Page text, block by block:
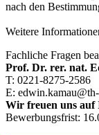
nach den
Weitere
Fachliche Fragen
Prof. Dr. rer. nat.
T: 0221-8275-2586
E:
Wir freuen uns auf
Bewerbungsfrist: